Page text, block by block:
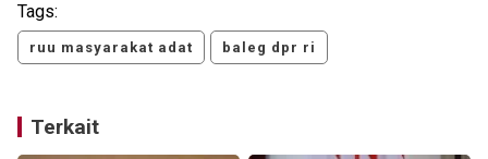
Tags:
ruu masyarakat adat baleg dpr ri
Terkait